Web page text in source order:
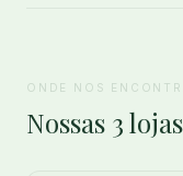
ONDE NOS
Nossas 3